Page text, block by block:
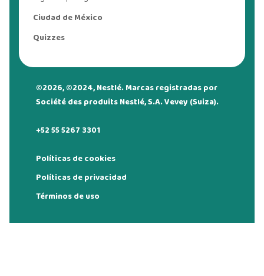
Ciudad de México
Quizzes
©2026, ©2024, Nestlé. Marcas registradas por
Société des produits Nestlé, S.A. Vevey (Suiza).
+52 55 5267 3301
Políticas de cookies
Políticas de privacidad
Términos de uso